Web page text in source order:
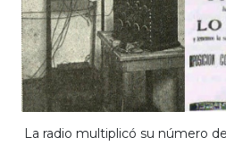
La radio multiplicó su número